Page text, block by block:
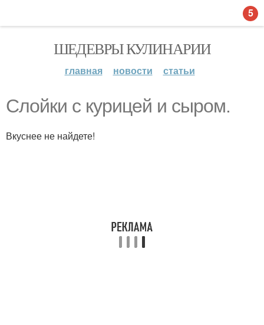
ШЕДЕВРЫ КУЛИНАРИИ
главная новости статьи
Слойки с курицей и сыром.
Вкуснее не найдете!
5